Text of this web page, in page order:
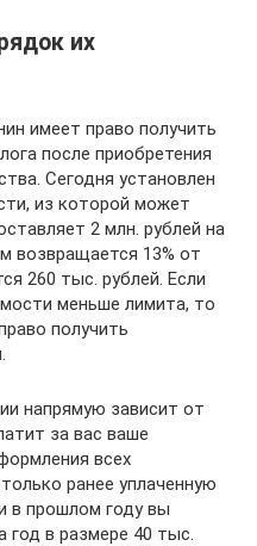
их
имеет право получить
после приобретения
Сегодня установлен
из которой может
2 млн. рублей на
возвращается 13% от
260 тыс. рублей. Если
меньше лимита, то
получить
напрямую зависит от
за вас ваше
всех
ранее уплаченную
в прошлом году вы
год в размере 40 тыс.